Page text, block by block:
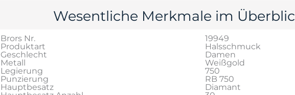
Wesentliche Merkmale im
Brors Nr.
19949
Produktart
Halsschmuck
Geschlecht
Damen
Metall
Weißgold
Legierung
750
Punzierung
RB 750
Hauptbesatz
Diamant